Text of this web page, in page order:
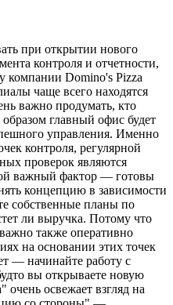
при открытии нового
контроля и отчетности,
компании Domino's Pizza
чаще всего находятся
важно продумать, кто
главный офис будет
управления. Именно
контроля, регулярной
проверок являются
важный фактор — готовы
концепцию в зависимости
собственные планы по
ли выручка. Потому что
также оперативно
на основании этих точек
— начинайте работу с
вы открываете новую
очень освежает взгляд на